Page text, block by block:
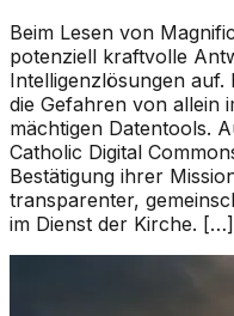
Beim Lesen von
potenziell kraftvolle
Intelligenzlösungen
die Gefahren von allein
mächtigen Datentools.
Catholic Digital
Bestätigung ihrer
transparenter,
im Dienst der Kirche. […]